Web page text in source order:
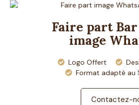
Faire part
image
Logo Offert
Format adapté au
Contactez-